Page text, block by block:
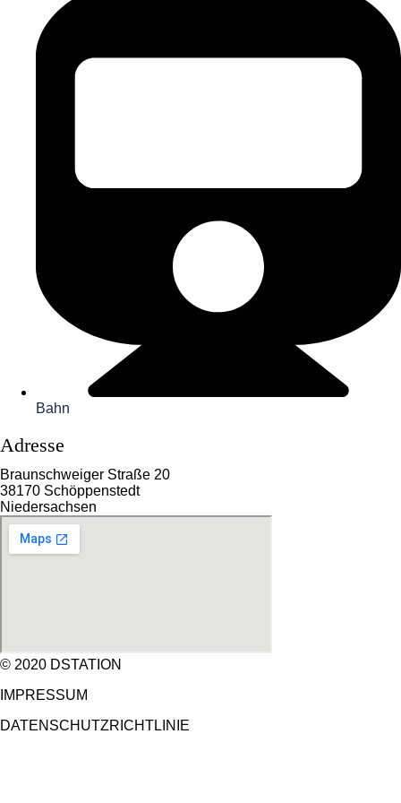
Bahn
Adresse
Braunschweiger Straße 20
38170 Schöppenstedt
Niedersachsen
© 2020 DSTATION
IMPRESSUM
DATENSCHUTZRICHTLINIE